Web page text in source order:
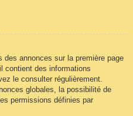
des annonces sur la première page
contient des informations
le consulter régulièrement.
globales, la possibilité de
permissions définies par